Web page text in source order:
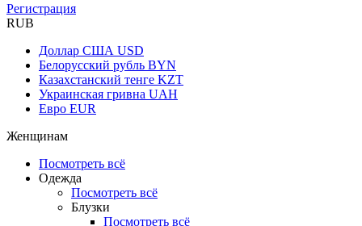
Регистрация
RUB
Доллар США USD
Белорусский рубль BYN
Казахстанский тенге KZT
Украинская гривна UAH
Евро EUR
Женщинам
Посмотреть всё
Одежда
Посмотреть всё
Блузки
Посмотреть всё